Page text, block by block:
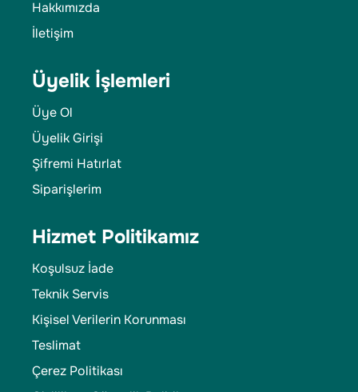
Hakkımızda
İletişim
Üyelik İşlemleri
Üye Ol
Üyelik Girişi
Şifremi Hatırlat
Siparişlerim
Hizmet Politikamız
Koşulsuz İade
Teknik Servis
Kişisel Verilerin Korunması
Teslimat
Çerez Politikası